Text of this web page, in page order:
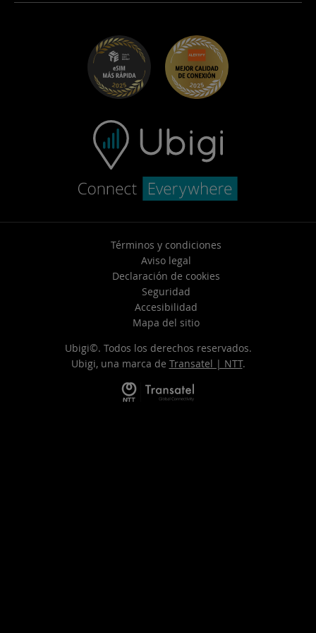
Ubigi para Maserati
Solucion de problemas
Centro de ayuda
Soporte de contacto
Términos y condiciones
Aviso legal
Declaración de cookies
Seguridad
Accesibilidad
Mapa del sitio
Ubigi©. Todos los derechos reservados.
Ubigi, una marca de Transatel | NTT.